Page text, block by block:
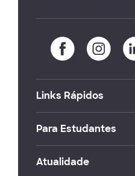
Links Rápidos
Para Estudantes
Atualidade